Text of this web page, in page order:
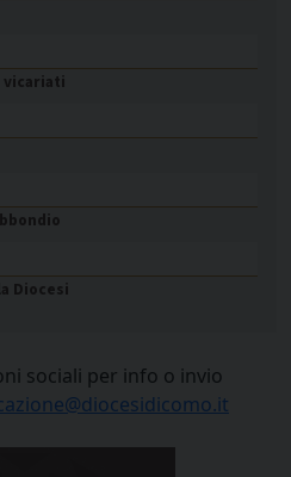
vicariati
Diocesi
sociali per info o invio